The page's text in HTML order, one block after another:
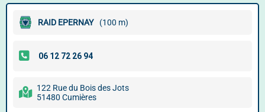
RAID EPERNAY (100 m)
122 Rue du Bois des Jots
51480 Cumières